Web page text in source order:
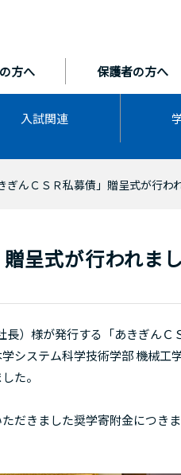
方へ 保護者の方へ
入試関連
ぎんＣＳＲ私募債」贈呈式が行わ
贈呈式が行われま
）様が発行する「あきぎんＣ
システム科学技術学部 機械工
た。
だきました奨学寄附金につき